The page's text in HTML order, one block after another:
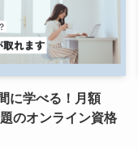
に学べる！月額
のオンライン資格